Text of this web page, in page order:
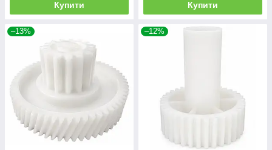
Купити Купити
–13% –12%